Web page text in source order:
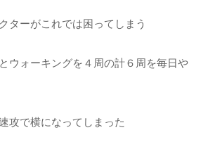
ターがこれでは困ってしまう
ウォーキングを４周の計６周を毎日や
攻で横になってしまった